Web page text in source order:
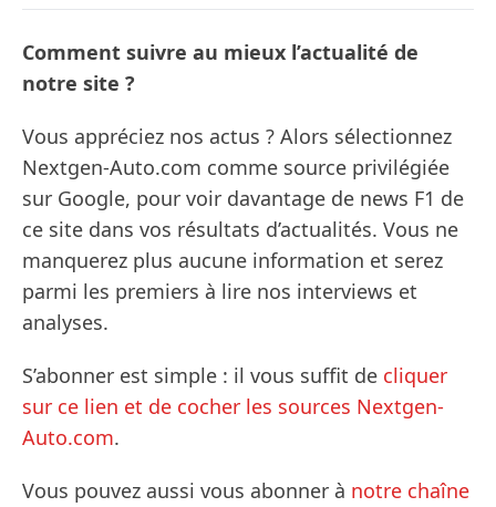
Comment suivre au mieux l’actualité de
notre site ?
Vous appréciez nos actus ? Alors sélectionnez
Nextgen-Auto.com comme source privilégiée
sur Google, pour voir davantage de news F1 de
ce site dans vos résultats d’actualités. Vous ne
manquerez plus aucune information et serez
parmi les premiers à lire nos interviews et
analyses.
S’abonner est simple : il vous suffit de cliquer
sur ce lien et de cocher les sources Nextgen-
Auto.com.
Vous pouvez aussi vous abonner à notre chaîne